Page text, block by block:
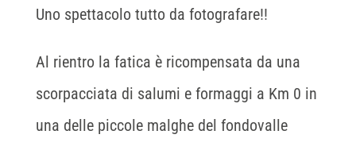
Uno spettacolo tutto da fotografare!!
Al rientro la fatica è ricompensata da una
scorpacciata di salumi e formaggi a Km 0 in
una delle piccole malghe del fondovalle